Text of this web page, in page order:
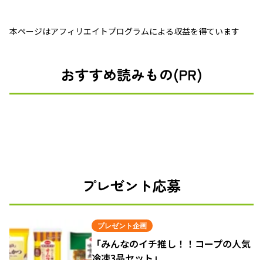
本ページはアフィリエイトプログラムによる収益を得ています
おすすめ読みもの(PR)
プレゼント応募
プレゼント企画
「みんなのイチ推し！！コープの人気